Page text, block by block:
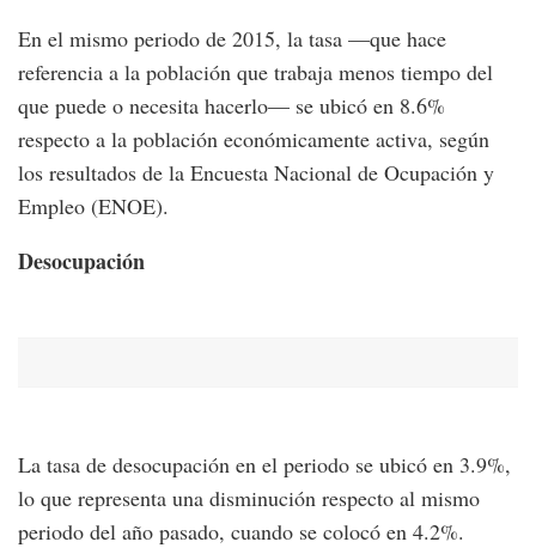
En el mismo periodo de 2015, la tasa —que hace
referencia a la población que trabaja menos tiempo del
que puede o necesita hacerlo— se ubicó en 8.6%
respecto a la población económicamente activa, según
los resultados de la Encuesta Nacional de Ocupación y
Empleo (ENOE).
Desocupación
La tasa de desocupación en el periodo se ubicó en 3.9%,
lo que representa una disminución respecto al mismo
periodo del año pasado, cuando se colocó en 4.2%.